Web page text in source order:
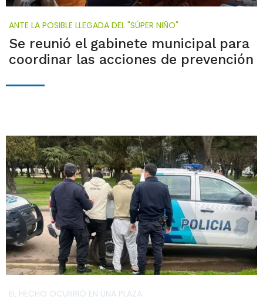
ANTE LA POSIBLE LLEGADA DEL "SÚPER NIÑO"
Se reunió el gabinete municipal para
coordinar las acciones de prevención
EL HECHO OCURRIÓ EN UNA PLAZA